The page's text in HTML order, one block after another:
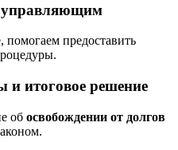
управляющим
предоставить
и итоговое решение
об освобождении от долгов